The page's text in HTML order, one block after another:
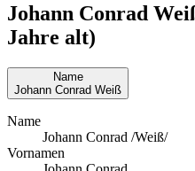
Johann Conrad
Jahre alt)
Name
Johann Conrad Weiß
Name
Johann Conrad /Weiß/
Vornamen